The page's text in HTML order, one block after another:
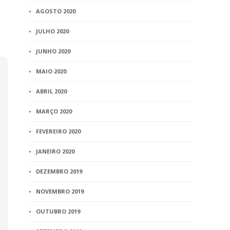
AGOSTO 2020
JULHO 2020
JUNHO 2020
MAIO 2020
ABRIL 2020
MARÇO 2020
FEVEREIRO 2020
JANEIRO 2020
DEZEMBRO 2019
NOVEMBRO 2019
OUTUBRO 2019